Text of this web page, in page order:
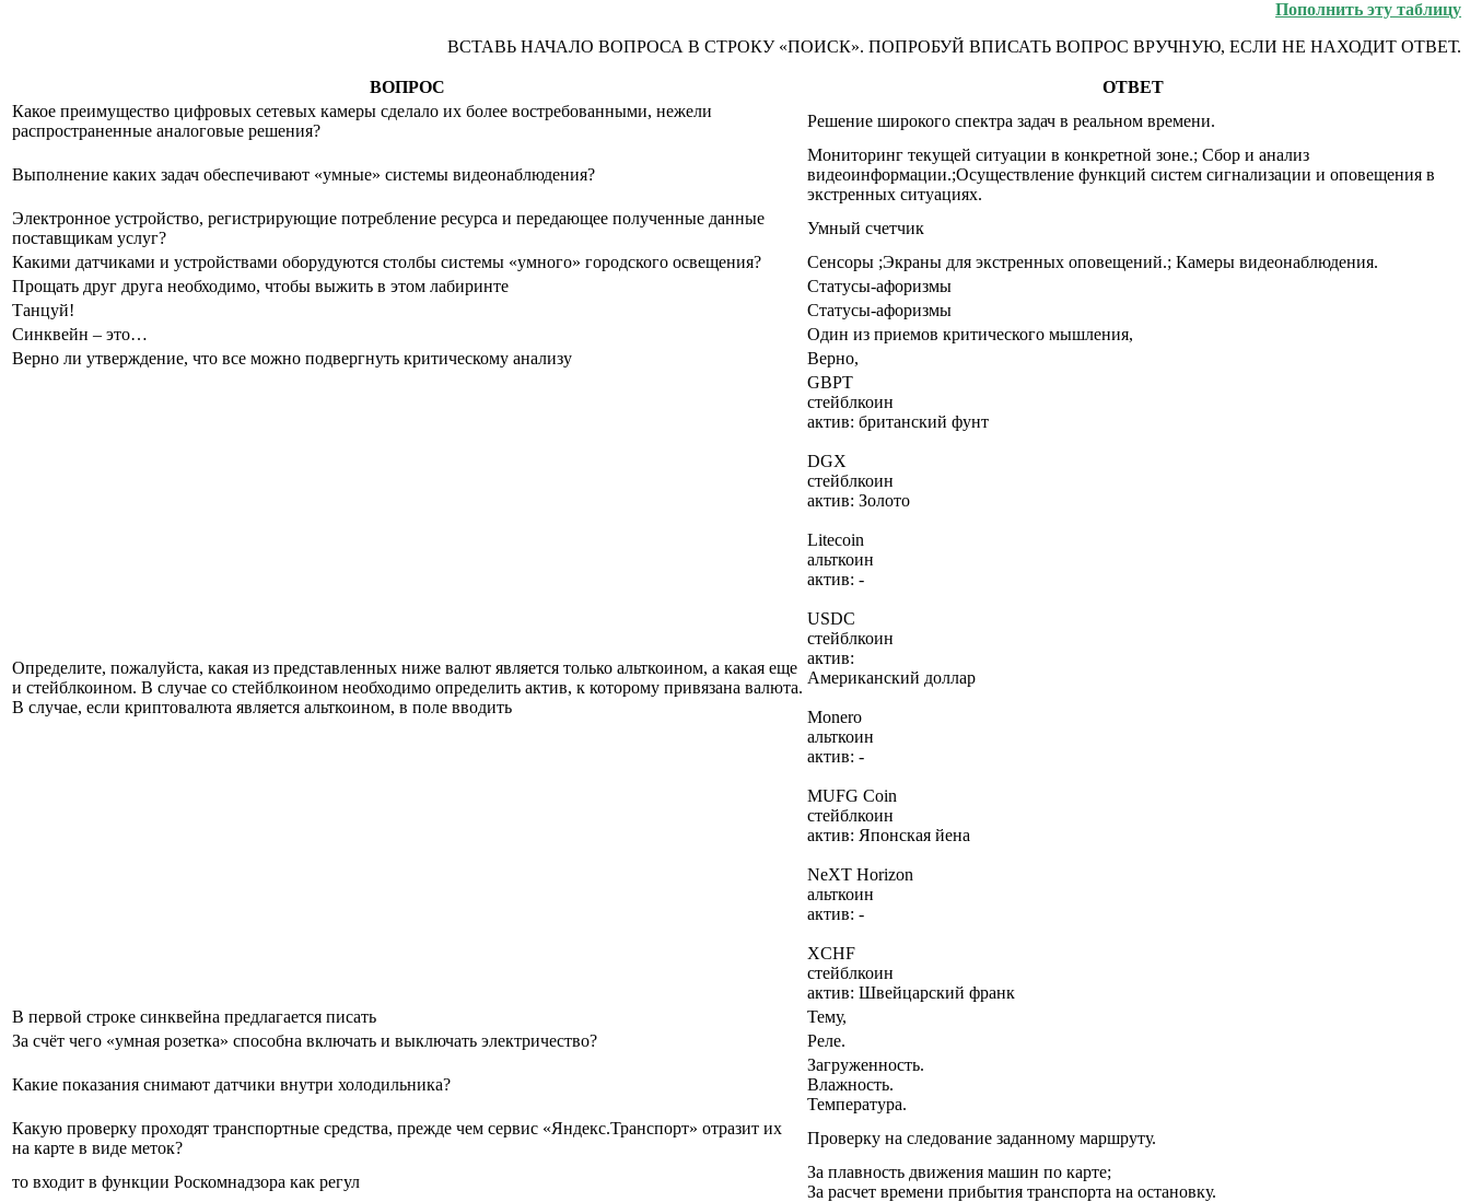
Пополнить эту таблицу
ВСТАВЬ НАЧАЛО ВОПРОСА В СТРОКУ «ПОИСК». ПОПРОБУЙ ВПИСАТЬ ВОПРОС ВРУЧНУЮ, ЕСЛИ НЕ НАХОДИТ ОТВЕТ.
ВОПРОС
ОТВЕТ
Какое преимущество цифровых сетевых камеры сделало их более востребованными, нежели
распространенные аналоговые решения?
Решение широкого спектра задач в реальном времени.
Выполнение каких задач обеспечивают «умные» системы видеонаблюдения?
Мониторинг текущей ситуации в конкретной зоне.; Сбор и анализ
видеоинформации.;Осуществление функций систем сигнализации и оповещения в
экстренных ситуациях.
Электронное устройство, регистрирующие потребление ресурса и передающее полученные данные
поставщикам услуг?
Умный счетчик
Какими датчиками и устройствами оборудуются столбы системы «умного» городского освещения?
Сенсоры ;Экраны для экстренных оповещений.; Камеры видеонаблюдения.
Прощать друг друга необходимо, чтобы выжить в этом лабиринте
Статусы-афоризмы
Танцуй!
Статусы-афоризмы
Синквейн – это…
Один из приемов критического мышления,
Верно ли утверждение, что все можно подвергнуть критическому анализу
Верно,
Определите, пожалуйста, какая из представленных ниже валют является только альткоином, а какая еще
и стейблкоином. В случае со стейблкоином необходимо определить актив, к которому привязана валюта.
В случае, если криптовалюта является альткоином, в поле вводить
GBPT
стейблкоин
актив: британский фунт
DGX
стейблкоин
актив: Золото
Litecoin
альткоин
актив: -
USDC
стейблкоин
актив:
Американский доллар
Monero
альткоин
актив: -
MUFG Coin
стейблкоин
актив: Японская йена
NeXT Horizon
альткоин
актив: -
XCHF
стейблкоин
актив: Швейцарский франк
В первой строке синквейна предлагается писать
Тему,
За счёт чего «умная розетка» способна включать и выключать электричество?
Реле.
Какие показания снимают датчики внутри холодильника?
Загруженность.
Влажность.
Температура.
Какую проверку проходят транспортные средства, прежде чем сервис «Яндекс.Транспорт» отразит их
на карте в виде меток?
Проверку на следование заданному маршруту.
то входит в функции Роскомнадзора как регул
За плавность движения машин по карте;
За расчет времени прибытия транспорта на остановку.